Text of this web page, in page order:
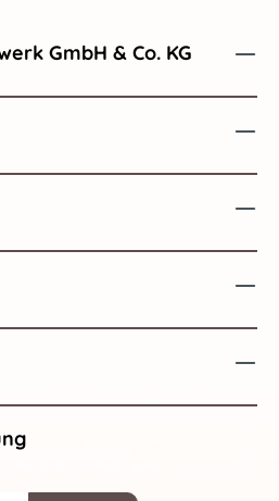
original Erzgebirge
GmbH & Co. KG